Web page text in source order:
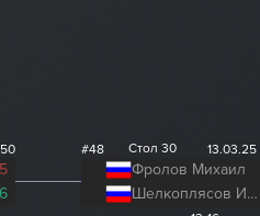
5
6
#48 Стол 30 13.03.25
Фролов Михаил
Шелкоплясов Иван